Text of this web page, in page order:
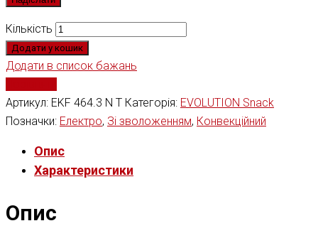
Кількість
Додати у кошик
Додати в список бажань
Артикул: EKF 464.3 N T Категорія: EVOLUTION Snack
Позначки: Електро, Зі зволоженням, Конвекційний
Опис
Характеристики
Опис